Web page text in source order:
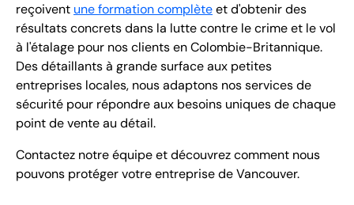
reçoivent une formation complèteet d'obtenir des
résultats concrets dans la lutte contre le crime et le vol
à l'étalage pour nos clients en Colombie-Britannique.
Des détaillants à grande surface aux petites
entreprises locales, nous adaptons nos services de
sécurité pour répondre aux besoins uniques de chaque
point de vente au détail.
Contactez notre équipe et découvrez comment nous
pouvons protéger votre entreprise de Vancouver.